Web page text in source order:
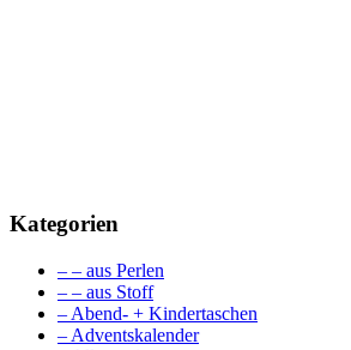
Kategorien
– – aus Perlen
– – aus Stoff
– Abend- + Kindertaschen
– Adventskalender